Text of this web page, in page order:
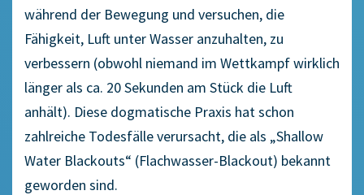
während der Bewegung und versuchen, die
Fähigkeit, Luft unter Wasser anzuhalten, zu
verbessern (obwohl niemand im Wettkampf wirklich
länger als ca. 20 Sekunden am Stück die Luft
anhält). Diese dogmatische Praxis hat schon
zahlreiche Todesfälle verursacht, die als „Shallow
Water Blackouts“ (Flachwasser-Blackout) bekannt
geworden sind.